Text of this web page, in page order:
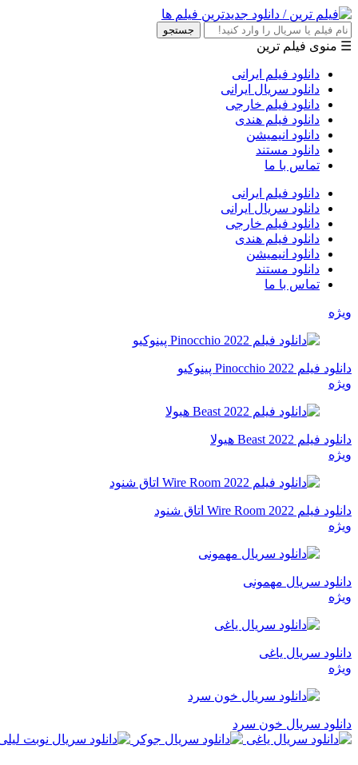
جستجو
☰ منوی فیلم ترین
دانلود فیلم ایرانی
دانلود سریال ایرانی
دانلود فیلم خارجی
دانلود فیلم هندی
دانلود انیمیشن
دانلود مستند
تماس با ما
دانلود فیلم ایرانی
دانلود سریال ایرانی
دانلود فیلم خارجی
دانلود فیلم هندی
دانلود انیمیشن
دانلود مستند
تماس با ما
ویژه
دانلود فیلم Pinocchio 2022 پینوکیو
ویژه
دانلود فیلم Beast 2022 هیولا
ویژه
دانلود فیلم Wire Room 2022 اتاق شنود
ویژه
دانلود سریال مهمونی
ویژه
دانلود سریال یاغی
ویژه
دانلود سریال خون سرد